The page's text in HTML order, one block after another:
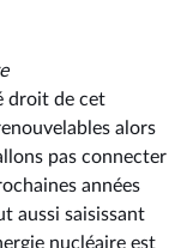
droit de cet
alors
pas connecter
années
aussi saisissant
nucléaire est